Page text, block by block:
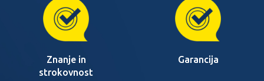
Znanje in
strokovnost
Garancija